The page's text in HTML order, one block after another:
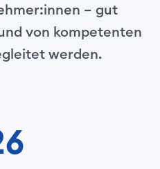
– gut
von kompetenten
werden.